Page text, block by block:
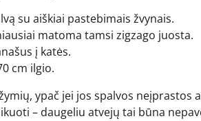
su aiškiai pastebimais žvynais.
matoma tamsi zigzago juosta.
į katės.
cm ilgio.
ypač jei jos spalvos neįprastos
– daugeliu atvejų tai būna